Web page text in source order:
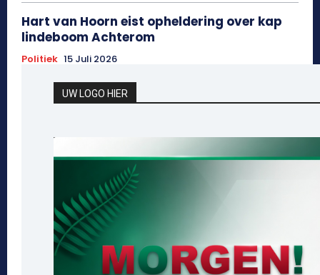
Hart van Hoorn eist opheldering over kap
lindeboom Achterom
Politiek 15 Juli 2026
UW LOGO HIER